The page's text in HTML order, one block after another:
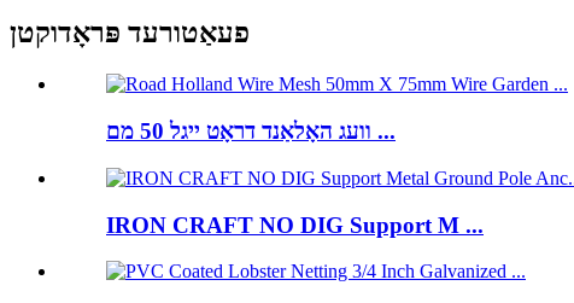
פעאַטורעד פּראָדוקטן
וועג האָלאַנד דראָט ייגל 50 מם ...
IRON CRAFT NO DIG Support M ...